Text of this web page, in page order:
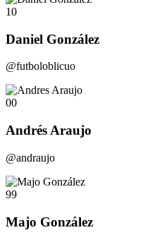
10
Daniel González
@futboloblicuo
00
Andrés Araujo
@andraujo
99
Majo González